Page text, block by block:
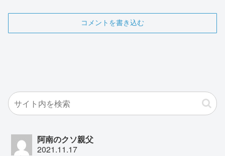
コメントを書き込む
阿南のクソ親父
2021.11.17